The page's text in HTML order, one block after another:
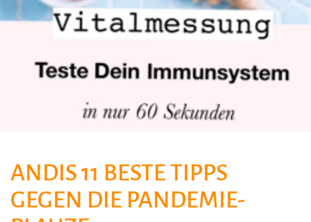
ANDIS 11 BESTE TIPPS
GEGEN DIE PANDEMIE-